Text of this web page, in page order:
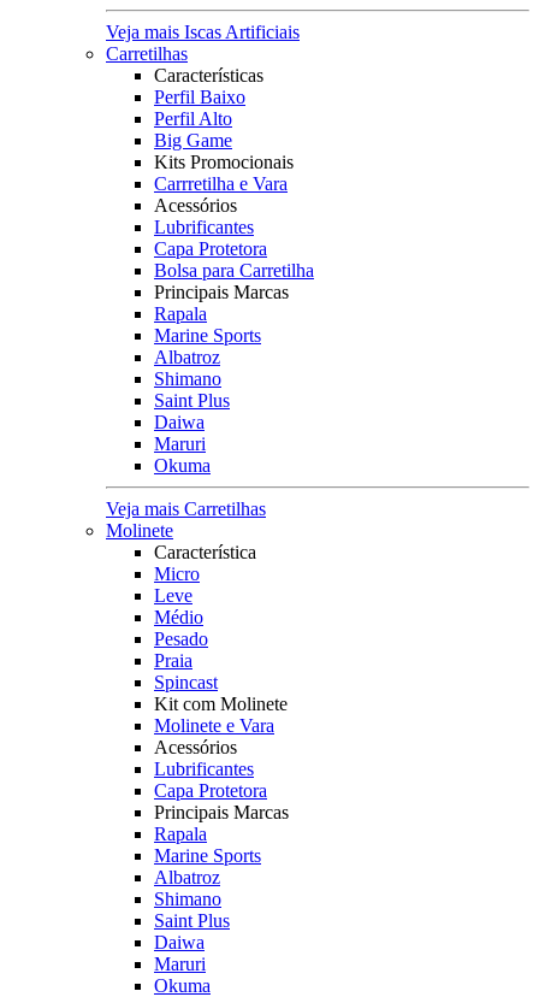
Veja mais Iscas Artificiais
Carretilhas
Características
Perfil Baixo
Perfil Alto
Big Game
Kits Promocionais
Carrretilha e Vara
Acessórios
Lubrificantes
Capa Protetora
Bolsa para Carretilha
Principais Marcas
Rapala
Marine Sports
Albatroz
Shimano
Saint Plus
Daiwa
Maruri
Okuma
Veja mais Carretilhas
Molinete
Característica
Micro
Leve
Médio
Pesado
Praia
Spincast
Kit com Molinete
Molinete e Vara
Acessórios
Lubrificantes
Capa Protetora
Principais Marcas
Rapala
Marine Sports
Albatroz
Shimano
Saint Plus
Daiwa
Maruri
Okuma